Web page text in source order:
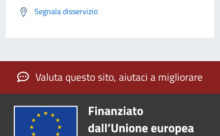
Segnala disservizio
Valuta questo sito, aiutaci a migliorare